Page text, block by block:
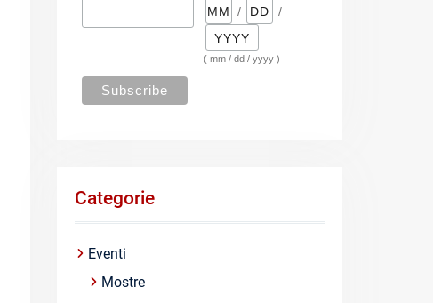
/
/
( mm / dd / yyyy )
Categorie
Eventi
Mostre